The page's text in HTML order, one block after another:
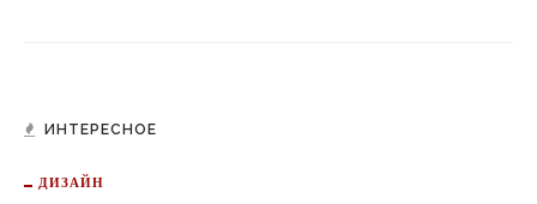
ИНТЕРЕСНОЕ
ДИЗАЙН